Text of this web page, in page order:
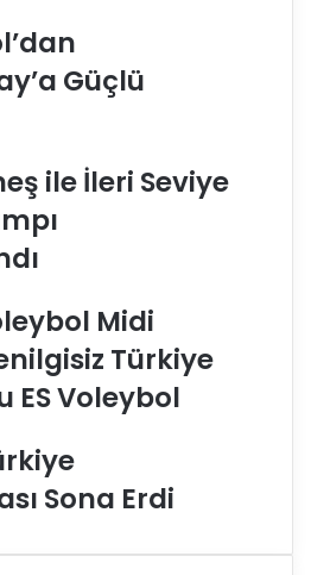
Güçlü
ile İleri Seviye
Midi
Türkiye
ES Voleybol
Sona Erdi